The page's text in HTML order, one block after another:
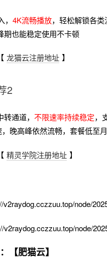
，4K流畅播放，轻松解锁各
期也能稳定使用不卡顿
龙猫云注册地址 】
2
转通道，不限速率持续稳定，
晚高峰依然流畅，套餐低至
精灵学院注册地址 】
v2raydog.cczzuu.top/node/
v2raydog.cczzuu.top/node/
【肥猫云】